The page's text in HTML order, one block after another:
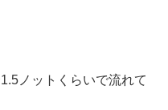
ノットくらいで流れて